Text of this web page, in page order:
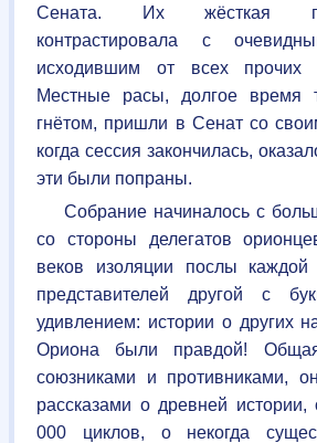
Сената. Их жёсткая
контрастировала с
исходившим от всех прочих
Местные расы, долгое время
гнётом, пришли в Сенат со
когда сессия закончилась,
эти были попраны.
Собрание начиналось с
со стороны делегатов
веков изоляции послы каждой
представителей другой с
удивлением: истории о других
Ориона были правдой!
союзниками и противниками,
рассказами о древней
000 циклов, о некогда